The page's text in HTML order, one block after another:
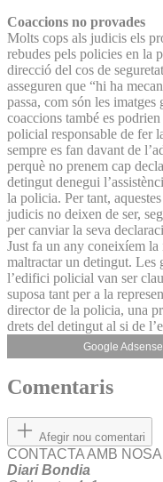
Coaccions no provades
Molts cops als judicis els
rebudes pels policies en la
direcció del cos de
asseguren que “hi ha
passa, com són les
coaccions també es
policial responsable de fer
sempre es fan davant de
perquè no prenem cap
detingut denegui
la policia. Per tant,
judicis no deixen de ser,
per canviar la seva
Just fa un any coneixíem
maltractar un detingut. Les
l’edifici policial van ser
suposa tant per a la
director de la policia, una
drets del detingut al si de
Google
Comentaris
Afegir nou comentari
CONTACTA AMB
Diari Bondia